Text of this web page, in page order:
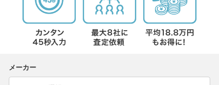
メーカー